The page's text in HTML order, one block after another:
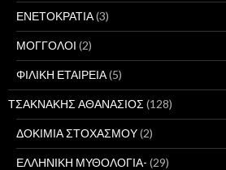
ΕΝΕΤΟΚΡΑΤΙΑ(3)
ΜΟΓΓΟΛΟΙ (2)
ΦΙΛΙΚΗ ΕΤΑΙΡΕΙΑ(5)
ΤΣΑΚΝΑΚΗΣ ΑΘΑΝΑΣΙΟΣ (128)
ΔΟΚΙΜΙΑ ΣΤΟΧΑΣΜΟΥ(2)
ΕΛΛΗΝΙΚΗ ΜΥΘΟΛΟΓΙΑ- (29)